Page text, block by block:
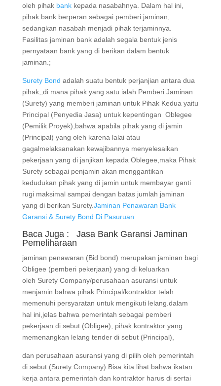
keluarkan oleh pihakbankkepada nasabahnya.
Dalam hal ini, pihak bank berperan sebagai pemberi
jaminan, sedangkan nasabah menjadi pihak
terjaminnya. Fasilitas jaminan bank adalah segala
bentuk jenis pernyataan bank yang di berikan dalam
bentuk jaminan.;
Surety Bond adalah suatu bentuk perjanjian antara
dua pihak,,di mana pihak yang satu ialah Pemberi
Jaminan (Surety) yang memberi jaminan untuk Pihak
Kedua yaitu Principal (Penyedia Jasa) untuk
kepentingan Oblegee (Pemilik Proyek),bahwa
apabila pihak yang di jamin (Principal) yang oleh
karena lalai atau gagalmelaksanakan kewajibannya
menyelesaikan pekerjaan yang di janjikan kepada
Oblegee,maka Pihak Surety sebagai penjamin akan
menggantikan kedudukan pihak yang di jamin untuk
membayar ganti rugi maksimal sampai dengan batas
jumlah jaminan yang di berikan Surety.Jaminan
Penawaran Bank Garansi & Surety Bond Di Pasuruan
Baca Juga : Jasa Bank Garansi Jaminan
Pemeliharaan
jaminan penawaran (Bid bond) merupakan jaminan
bagi Obligee (pemberi pekerjaan) yang di keluarkan
oleh Surety Company/perusahaan asuransi untuk
menjamin bahwa pihak Principal/kontraktor telah
memenuhi persyaratan untuk mengikuti
lelang.dalam hal ini,jelas bahwa pemerintah sebagai
pemberi pekerjaan di sebut (Obligee), pihak
kontraktor yang memenangkan lelang tender di
dan perusahaan asuransi yang di pilih oleh
pemerintah di sebut (Surety Company).Bisa kita lihat